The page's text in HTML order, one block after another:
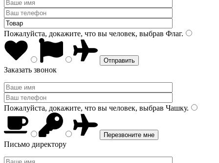
Пожалуйста, докажите, что вы человек, выбрав Флаг.
Заказать звонок
Пожалуйста, докажите, что вы человек, выбрав Чашку.
Письмо директору